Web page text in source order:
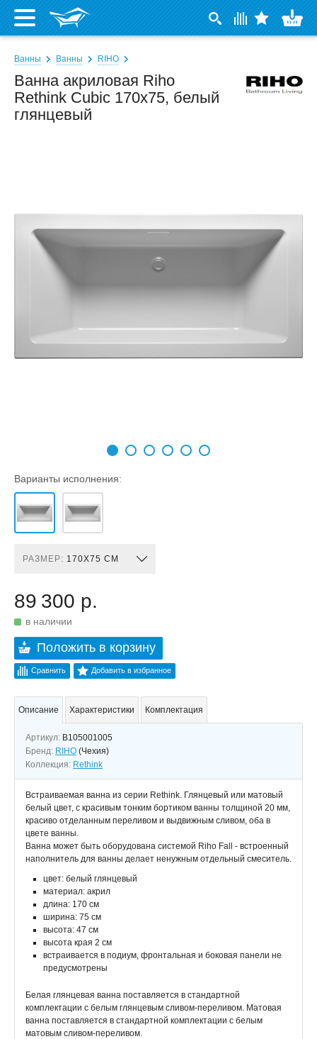
Ванны Ванны RIHO
Ванна акриловая Riho
Rethink Cubic 170x75, белый
глянцевый
Варианты исполнения:
РАЗМЕР: 170X75 СМ
89 300 р.
в наличии
Положить в корзину
Сравнить Добавить в избранное
Описание Характеристики Комплектация
Артикул: B105001005
Бренд: RIHO (Чехия)
Коллекция: Rethink
Встраиваемая ванна из серии Rethink. Глянцевый или матовый
белый цвет, с красивым тонким бортиком ванны толщиной 20 мм,
красиво отделанным переливом и выдвижным сливом, оба в
цвете ванны.
Ванна может быть оборудована системой Riho Fall - встроенный
наполнитель для ванны делает ненужным отдельный смеситель.
цвет: белый глянцевый
материал: акрил
длина: 170 см
ширина: 75 см
высота: 47 см
высота края 2 см
встраивается в подиум, фронтальная и боковая панели не
предусмотрены
Белая глянцевая ванна поставляется в стандартной
комплектации с белым глянцевым сливом-переливом. Матовая
ванна поставляется в стандартной комплектации с белым
матовым сливом-переливом.